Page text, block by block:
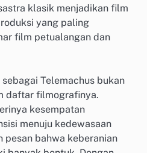
klasik menjadikan film
yang paling
film petualangan dan
Telemachus bukan
daftar filmografinya.
kesempatan
menuju kedewasaan
pesan bahwa keberanian